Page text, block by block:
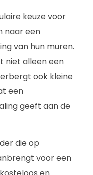
keuze voor
naar een
van hun muren.
niet alleen een
ook kleine
een
geeft aan de
die op
voor een